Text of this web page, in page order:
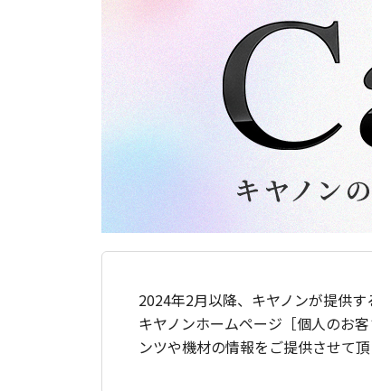
2024年2月以降、キヤノンが提供
キヤノンホームページ［個人のお
ンツや機材の情報をご提供させて頂